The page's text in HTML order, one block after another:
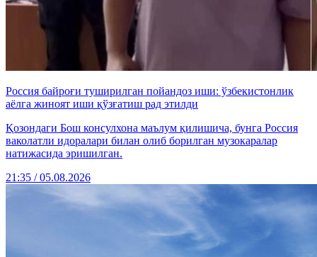
Россия байроғи туширилган пойандоз иши: ўзбекистонлик
аёлга жиноят иши қўзғатиш рад этилди
Қозондаги Бош консулхона маълум қилишича, бунга Россия
ваколатли идоралари билан олиб борилган музокаралар
натижасида эришилган.
21:35 / 05.08.2026